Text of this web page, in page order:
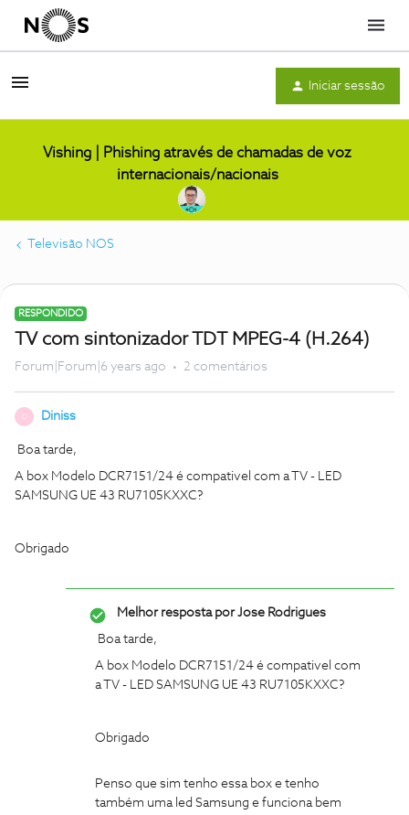
Menu
Iniciar sessão
Vishing | Phishing através de chamadas de voz
internacionais/nacionais
Televisão NOS
RESPONDIDO
TV com sintonizador TDT MPEG-4 (H.264)
Forum|Forum|6 years ago 2 comentários
D Diniss
Boa tarde,
A box Modelo DCR7151/24 é compativel com a TV - LED
SAMSUNG UE 43 RU7105KXXC?
Obrigado
Melhor resposta porJose Rodrigues
Boa tarde,
A box Modelo DCR7151/24 é compativel com
a TV - LED SAMSUNG UE 43 RU7105KXXC?
Obrigado
Penso que sim tenho essa box e tenho
também uma led Samsung e funciona bem